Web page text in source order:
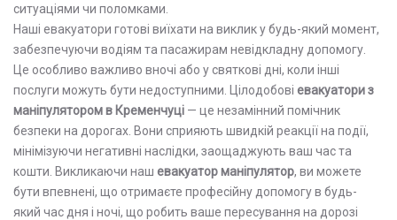
ситуаціями чи поломками.
Наші евакуатори готові виїхати на виклик у будь-який момент,
забезпечуючи водіям та пасажирам невідкладну допомогу.
Це особливо важливо вночі або у святкові дні, коли інші
послуги можуть бути недоступними. Цілодобові евакуатори з
маніпулятором в Кременчуці — це незамінний помічник
безпеки на дорогах. Вони сприяють швидкій реакції на події,
мінімізуючи негативні наслідки, заощаджують ваш час та
кошти. Викликаючи наш евакуатор маніпулятор, ви можете
бути впевнені, що отримаєте професійну допомогу в будь-
який час дня і ночі, що робить ваше пересування на дорозі